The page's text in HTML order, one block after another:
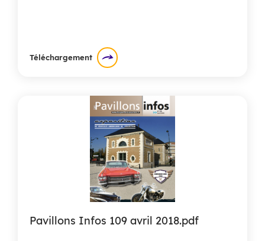
Téléchargement
Pavillons Infos 109 avril 2018.pdf